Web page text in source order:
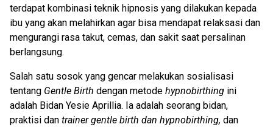
terdapat kombinasi teknik hipnosis yang dilakukan kepada
ibu yang akan melahirkan agar bisa mendapat relaksasi dan
mengurangi rasa takut, cemas, dan sakit saat persalinan
berlangsung.
Salah satu sosok yang gencar melakukan sosialisasi
tentang Gentle Birth dengan metode hypnobirthing ini
adalah Bidan Yesie Aprillia. Ia adalah seorang bidan,
praktisi dan trainer gentle birth dan hypnobirthing, dan